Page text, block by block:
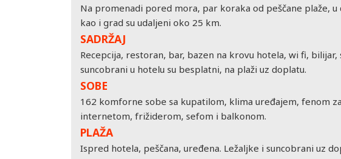
Na promenadi pored mora, par koraka od peščane plaže,
kao i grad su udaljeni oko 25 km.
SADRŽAJ
Recepcija, restoran, bar, bazen na krovu hotela, wi fi,
suncobrani u hotelu su besplatni, na plaži uz doplatu.
SOBE
162 komforne sobe sa kupatilom, klima uređajem, fenom
internetom, frižiderom, sefom i balkonom.
PLAŽA
Ispred hotela, peščana, uređena. Ležaljke i suncobrani uz